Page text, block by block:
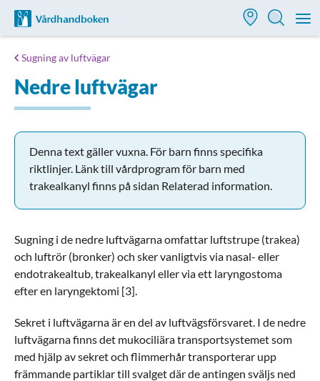
Till startsidan för Vårdhandboken
Sugning av luftvägar
Nedre luftvägar
Denna text gäller vuxna. För barn finns specifika
riktlinjer. Länk till vårdprogram för barn med
trakealkanyl finns på sidan Relaterad information.
Sugning i de nedre luftvägarna omfattar luftstrupe (trakea)
och luftrör (bronker) och sker vanligtvis via nasal- eller
endotrakealtub, trakealkanyl eller via ett laryngostoma
efter en laryngektomi [3].
Sekret i luftvägarna är en del av luftvägsförsvaret. I de nedre
luftvägarna finns det mukociliära transportsystemet som
med hjälp av sekret och flimmerhår transporterar upp
främmande partiklar till svalget där de antingen sväljs ned